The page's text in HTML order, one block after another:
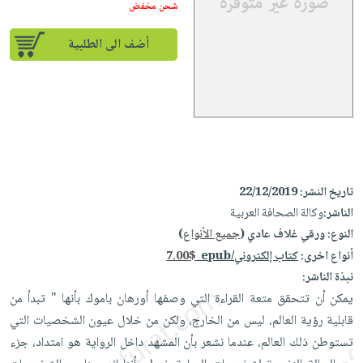
إختياراتنا
يتكرر
iKitab
على
Android
تحميل
iKitab
على
Apple
أسئلة
على
masmu3
على
Apple
وسائل
القراءة
جوائز
تعليمية
أجهزة
العناية
الشخصية
العناية
وتصفيف
الشعر
العناية
بالجسم
المطبخ
والسفرة
جديد
الكل
أواني
الطهي
أدوات
متجر
الهدايا
أقسام
شحن مخفض
أضف الى الطلبية
تاريخ النشر:22/12/2019
الناشر:وكالة الصحافة العربية
النوع:ورقي غلاف عادي (جميع الأنواع)
أنواع اخرى:كتاب إلكتروني/epub
7.00$
نبذة الناشر:
يمكن أن تتحقق متعة القراءة التي وصفها أورهان باموك بأنها " تبدأ من
قابلية رؤية العالم، ليس من الخارج، ولكن من خلال عيون الشخصيات التي
تستوطن ذلك العالم، عندما نشعر بأن المشهد داخل الرواية هو امتداد، جزء